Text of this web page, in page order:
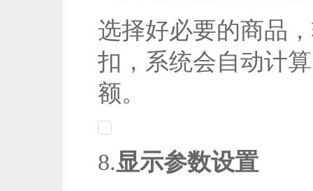
选择好必要的商品
扣，系统会自动计
额。
8.显示参数设置